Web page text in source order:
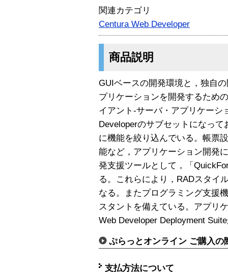
関連カテゴリ
Centura Web Developer
商品説明
GUIベースの開発環境と，独自
プリケーションを開発するため
イアント-サーバ・アプリケーシ
Developerのサブセットになっ
に機能を絞り込んでいる。帳票
能など，アプリケーション開
発支援ツールとして，「
る。これらにより，RADスタイ
なる。またプログラミング支援
スタントを備えている。アプリ
Web Developer Deployment
ぷらっとオンライン ご購入の
支払方法について